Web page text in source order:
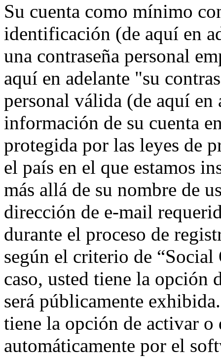
Su cuenta como mínimo
identificación (de aquí en
una contraseña personal
aquí en adelante "su
personal válida (de aquí
información de su cuenta
protegida por las leyes de
el país en el que estamos
más allá de su nombre de
dirección de e-mail
durante el proceso de
según el criterio de
caso, usted tiene la opción
será públicamente
tiene la opción de activar o
automáticamente por el